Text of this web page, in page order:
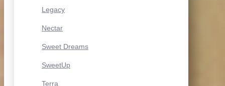
Legacy
Nectar
Sweet Dreams
SweetUp
Terra